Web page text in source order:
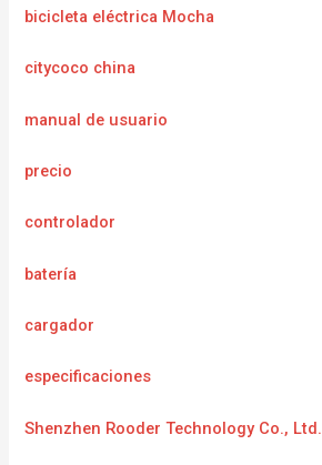
bicicleta eléctrica Mocha
citycoco china
manual de usuario
precio
controlador
batería
cargador
especificaciones
Shenzhen Rooder Technology Co., Ltd.